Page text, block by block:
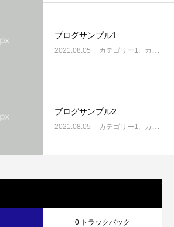
ブログサンプル1
2021.08.05 カテゴリー1 カテゴリー2
ブログサンプル2
2021.08.05 カテゴリー1 カテゴリー2
0 トラックバック